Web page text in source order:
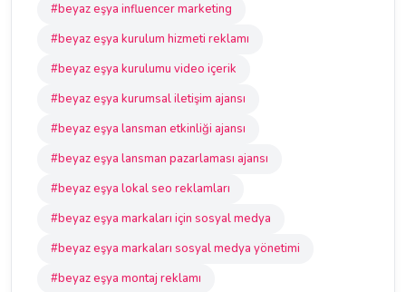
#beyaz eşya influencer marketing
#beyaz eşya kurulum hizmeti reklamı
#beyaz eşya kurulumu video içerik
#beyaz eşya kurumsal iletişim ajansı
#beyaz eşya lansman etkinliği ajansı
#beyaz eşya lansman pazarlaması ajansı
#beyaz eşya lokal seo reklamları
#beyaz eşya markaları için sosyal medya
#beyaz eşya markaları sosyal medya yönetimi
#beyaz eşya montaj reklamı